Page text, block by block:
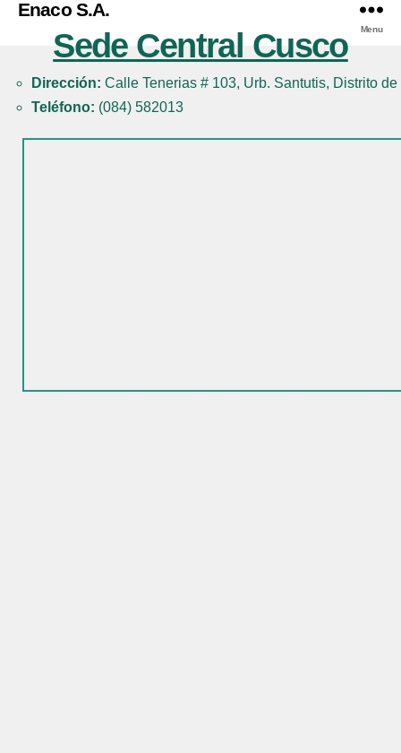
Enaco S.A.
Menu
Sede Central Cusco
Dirección: Calle Tenerias # 103, Urb. Santutis, Distrito
Teléfono: (084) 582013